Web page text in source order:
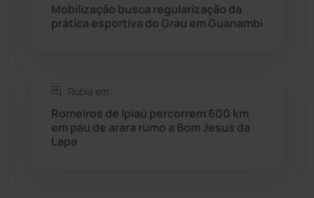
Seabra (50)
Sítio do Mato
Sudoeste Baiano
Mobilização busca regularização da
prática esportiva do Grau em Guanambi
Rúbia em:
Romeiros de Ipiaú percorrem 600 km
em pau de arara rumo a Bom Jesus da
Lapa